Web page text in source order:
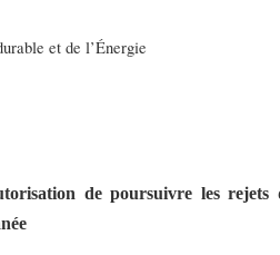
et de l’Énergie
de poursuivre les rejets